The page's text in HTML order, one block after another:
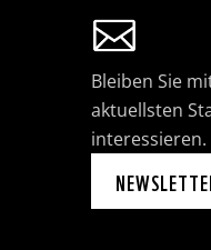
Bleiben Sie
aktuellsten
interessieren.